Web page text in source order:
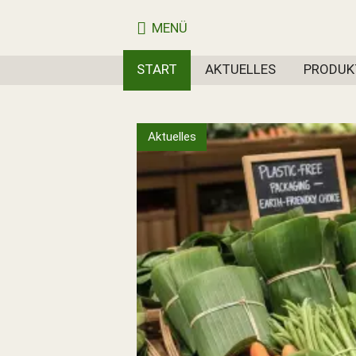
START AKTUELLES
MENÜ
Aktuelles